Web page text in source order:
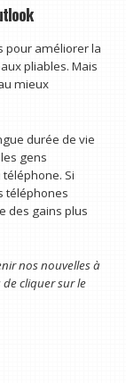
pour améliorer la
pliables. Mais
mieux
durée de vie
gens
Si
téléphones
des gains plus
nos nouvelles à
de cliquer sur le